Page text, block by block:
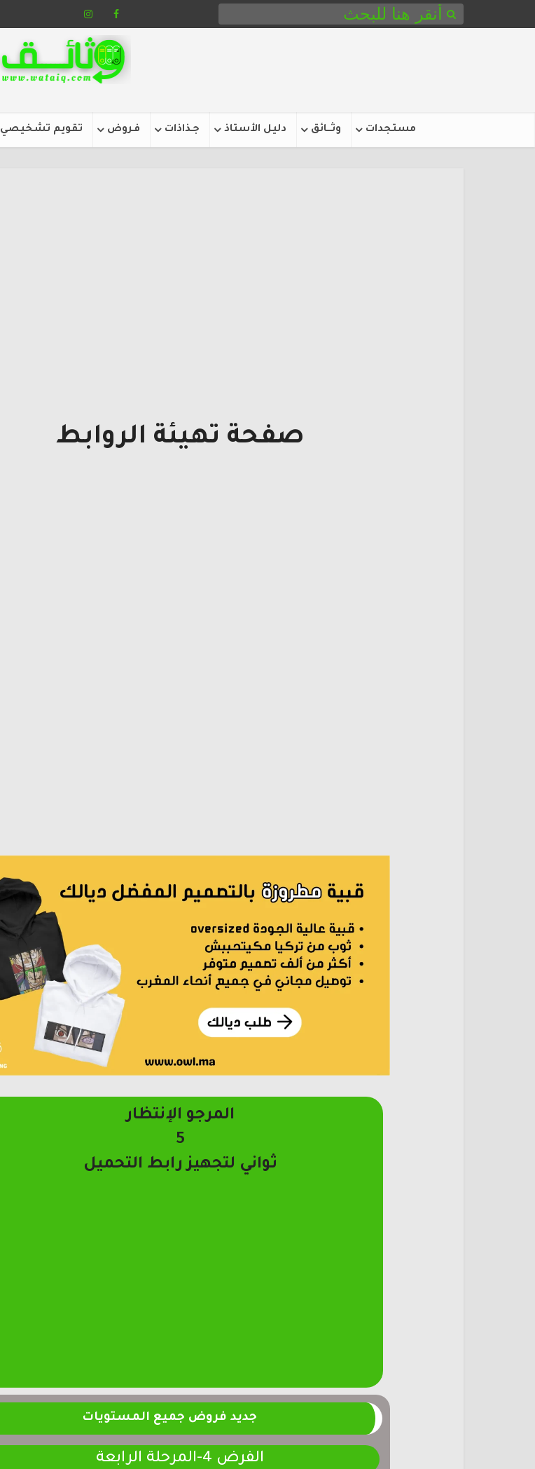
مستجدات وثـــائق دليل الأستاذ جـذاذات فـروض تقويم تشخيصي
صفحة تهيئة الروابط
المرجو الإنتظار
4
ثواني لتجهيز رابط التحميل
جديد فروض جميع المستويات
الفرض 4-المرحلة الرابعة